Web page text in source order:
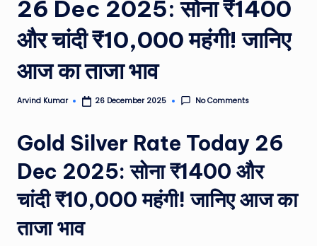
M
o
vi
e
e
w
A
ro
26 Dec 2025: सोना ₹1400
और चांदी ₹10,000 महंगी! जानिए
आज का ताजा भाव
Posted
Arvind Kumar 26 December 2025 No Comments
Gold Silver Rate Today 26
Dec 2025: सोना ₹1400 और
चांदी ₹10,000 महंगी! जानिए आज का
ताजा भाव